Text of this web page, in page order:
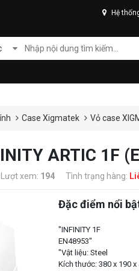
Hệ
Case Xigmatek Vỏ case
ARTIC 1F
Lượt xem: 194 Tình trạng hàng:
Đặc điểm nổi
"INFINITY 1F
EN48953"
"Vật liệu: Steel
Kích thước: 380 x 190 x